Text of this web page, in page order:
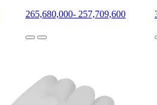
265,680,000- 257,709,600